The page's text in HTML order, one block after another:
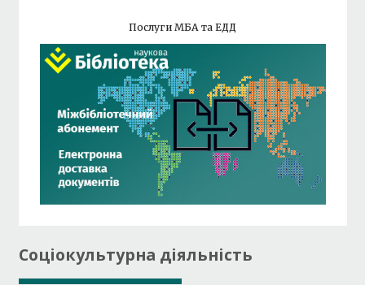
Послуги МБА та ЕДД
Соціокультурна діяльність